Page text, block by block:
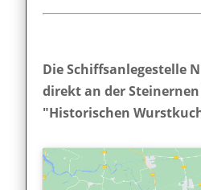
Die Schiffsanlegestelle
direkt an der
"Historischen